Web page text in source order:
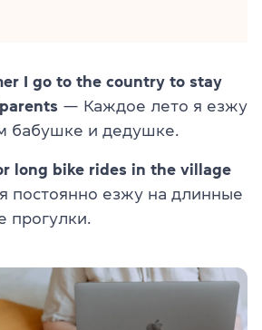
I go to the country to stay
— Каждое лето я езжу
бабушке и дедушке.
long bike rides in the village
постоянно езжу на длинные
прогулки.